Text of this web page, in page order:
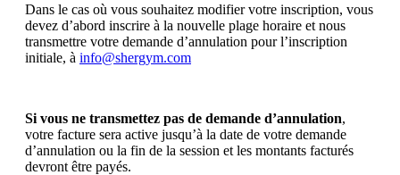
Dans le cas où vous souhaitez modifier votre inscription, vous
devez d’abord inscrire à la nouvelle plage horaire et nous
transmettre votre demande d’annulation pour l’inscription
initiale, à info@shergym.com
Si vous ne transmettez pas de demande d’annulation,
votre facture sera active jusqu’à la date de votre demande
d’annulation ou la fin de la session et les montants facturés
devront être payés.